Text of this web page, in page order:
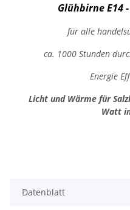
Glühbirne E14
für alle
ca. 1000 Stunden
Energie
Licht und Wärme für
Watt
Datenblatt